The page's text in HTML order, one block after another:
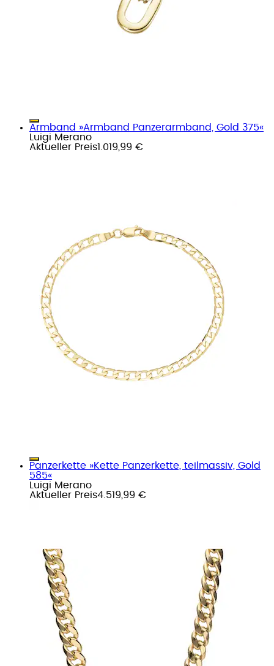
Armband »Armband Panzerarmband, Gold 375«
Luigi Merano
Aktueller Preis1.019,99 €
Panzerkette »Kette Panzerkette, teilmassiv, Gold
585«
Luigi Merano
Aktueller Preis4.519,99 €